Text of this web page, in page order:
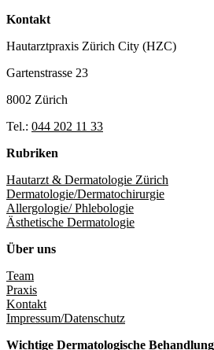
Kontakt
Hautarztpraxis Zürich City (HZC)
Gartenstrasse 23
8002 Zürich
Tel.: 044 202 11 33
Rubriken
Hautarzt & Dermatologie Zürich
Dermatologie/Dermatochirurgie
Allergologie/ Phlebologie
Ästhetische Dermatologie
Über uns
Team
Praxis
Kontakt
Impressum/Datenschutz
Wichtige Dermatologische